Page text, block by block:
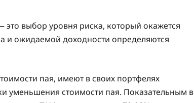
выбор уровня риска, который окажется
и ожидаемой доходности определяются
пая, имеют в своих портфелях
уменьшения стоимости пая. Показательным в